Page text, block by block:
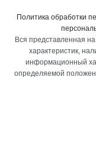
Политика обработки
Вся представленная
характеристик,
информационный
определяемой